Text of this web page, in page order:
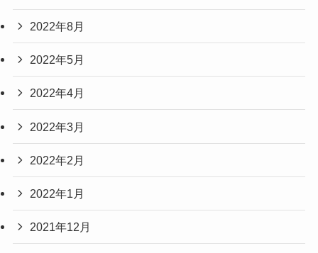
2022年8月
2022年5月
2022年4月
2022年3月
2022年2月
2022年1月
2021年12月